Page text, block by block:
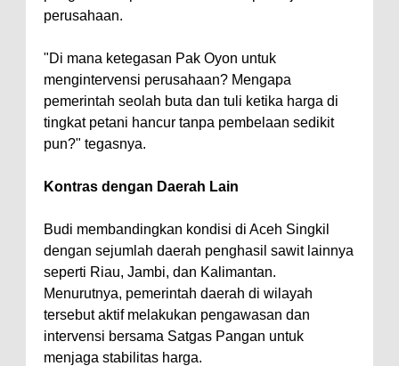
perusahaan.
"Di mana ketegasan Pak Oyon untuk
mengintervensi perusahaan? Mengapa
pemerintah seolah buta dan tuli ketika harga di
tingkat petani hancur tanpa pembelaan sedikit
pun?" tegasnya.
Kontras dengan Daerah Lain
Budi membandingkan kondisi di Aceh Singkil
dengan sejumlah daerah penghasil sawit lainnya
seperti Riau, Jambi, dan Kalimantan.
Menurutnya, pemerintah daerah di wilayah
tersebut aktif melakukan pengawasan dan
intervensi bersama Satgas Pangan untuk
menjaga stabilitas harga.